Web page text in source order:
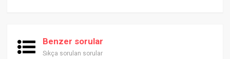
Benzer sorular
Sıkça sorulan sorular